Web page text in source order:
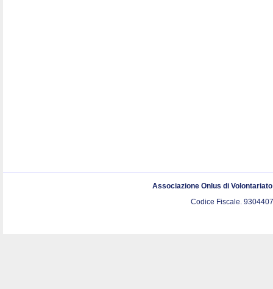
Associazione Onlus di
Codice Fiscale.